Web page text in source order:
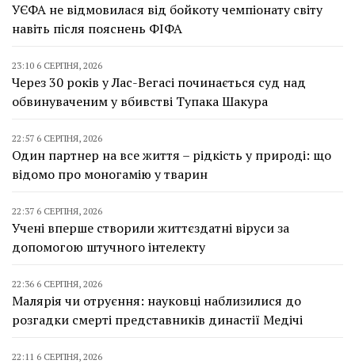
УЄФА не відмовилася від бойкоту чемпіонату світу
навіть після пояснень ФІФА
23:10 6 СЕРПНЯ, 2026
Через 30 років у Лас-Вегасі починається суд над
обвинуваченим у вбивстві Тупака Шакура
22:57 6 СЕРПНЯ, 2026
Один партнер на все життя – рідкість у природі: що
відомо про моногамію у тварин
22:37 6 СЕРПНЯ, 2026
Учені вперше створили життєздатні віруси за
допомогою штучного інтелекту
22:36 6 СЕРПНЯ, 2026
Малярія чи отруєння: науковці наблизилися до
розгадки смерті представників династії Медічі
22:11 6 СЕРПНЯ, 2026